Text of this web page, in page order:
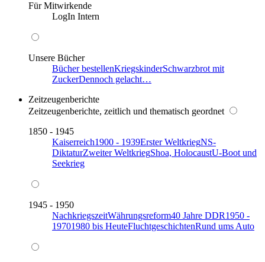
Für Mitwirkende
LogIn Intern
Unsere Bücher
Bücher bestellenKriegskinderSchwarzbrot mit
ZuckerDennoch gelacht…
Zeitzeugenberichte
Zeitzeugenberichte, zeitlich und thematisch geordnet
1850 - 1945
Kaiserreich1900 - 1939Erster WeltkriegNS-
DiktaturZweiter WeltkriegShoa, HolocaustU-Boot und
Seekrieg
1945 - 1950
NachkriegszeitWährungsreform40 Jahre DDR1950 -
19701980 bis HeuteFluchtgeschichtenRund ums Auto